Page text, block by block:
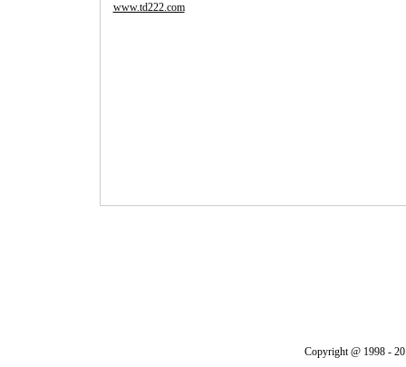
www.td222.com
Copyright @ 1998 -